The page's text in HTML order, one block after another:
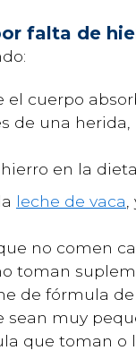
falta de
cuerpo
de una
en la
leche de vaca
no comen
toman
de fórmula
sean muy
que toman o